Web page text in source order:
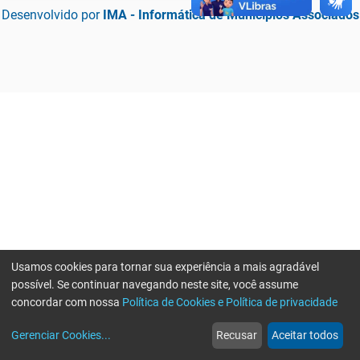
Desenvolvido por IMA - Informática de Municípios Associados
web
Notícias
more_horiz
Mais
Usamos cookies para tornar sua experiência a mais agradável
possível. Se continuar navegando neste site, você assume
concordar com nossa Política de Cookies e Política de privacidade
Gerenciar Cookies... Recusar Aceitar todos
Erro ao enviar informações, por favor tente novamente